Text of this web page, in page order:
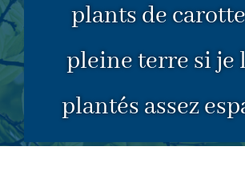
plants de
pleine terre si je
plantés assez